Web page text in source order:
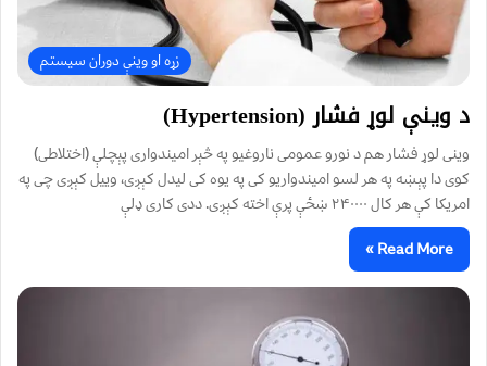
زړه او وینې دوران سیستم
د وینې لوړ فشار (Hypertension)
وینی لوړ فشار هم د نورو عمومی ناروغیو په څېر امیندواری پېچلې (اختلاطی)
کوی دا پېښه په هر لسو امیندواریو کی په یوه کی لیدل کېږی، وییل کېږی چی په
امریکا کې هر کال ۲۴۰۰۰۰ ښځې پرې اخته کېږی. ددی کاری ډلې
Read More »